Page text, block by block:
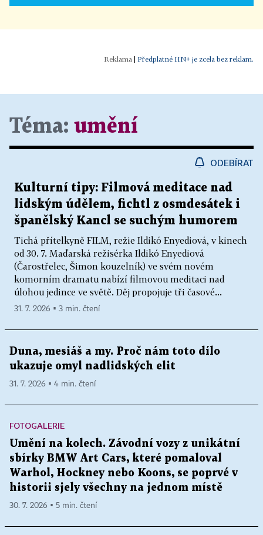
Předplatné HN+ je zcela bez reklam.
Téma: umění
ODEBÍRAT
Kulturní tipy: Filmová meditace nad
lidským údělem, fichtl z osmdesátek i
španělský Kancl se suchým humorem
Tichá přítelkyně FILM, režie Ildikó Enyediová, v kinech
od 30. 7. Maďarská režisérka Ildikó Enyediová
(Čarostřelec, Šimon kouzelník) ve svém novém
komorním dramatu nabízí filmovou meditaci nad
úlohou jedince ve světě. Děj propojuje tři časové...
31. 7. 2026 ▪ 3 min. čtení
Duna, mesiáš a my. Proč nám toto dílo
ukazuje omyl nadlidských elit
31. 7. 2026 ▪ 4 min. čtení
FOTOGALERIE
Umění na kolech. Závodní vozy z unikátní
sbírky BMW Art Cars, které pomaloval
Warhol, Hockney nebo Koons, se poprvé v
historii sjely všechny na jednom místě
30. 7. 2026 ▪ 5 min. čtení